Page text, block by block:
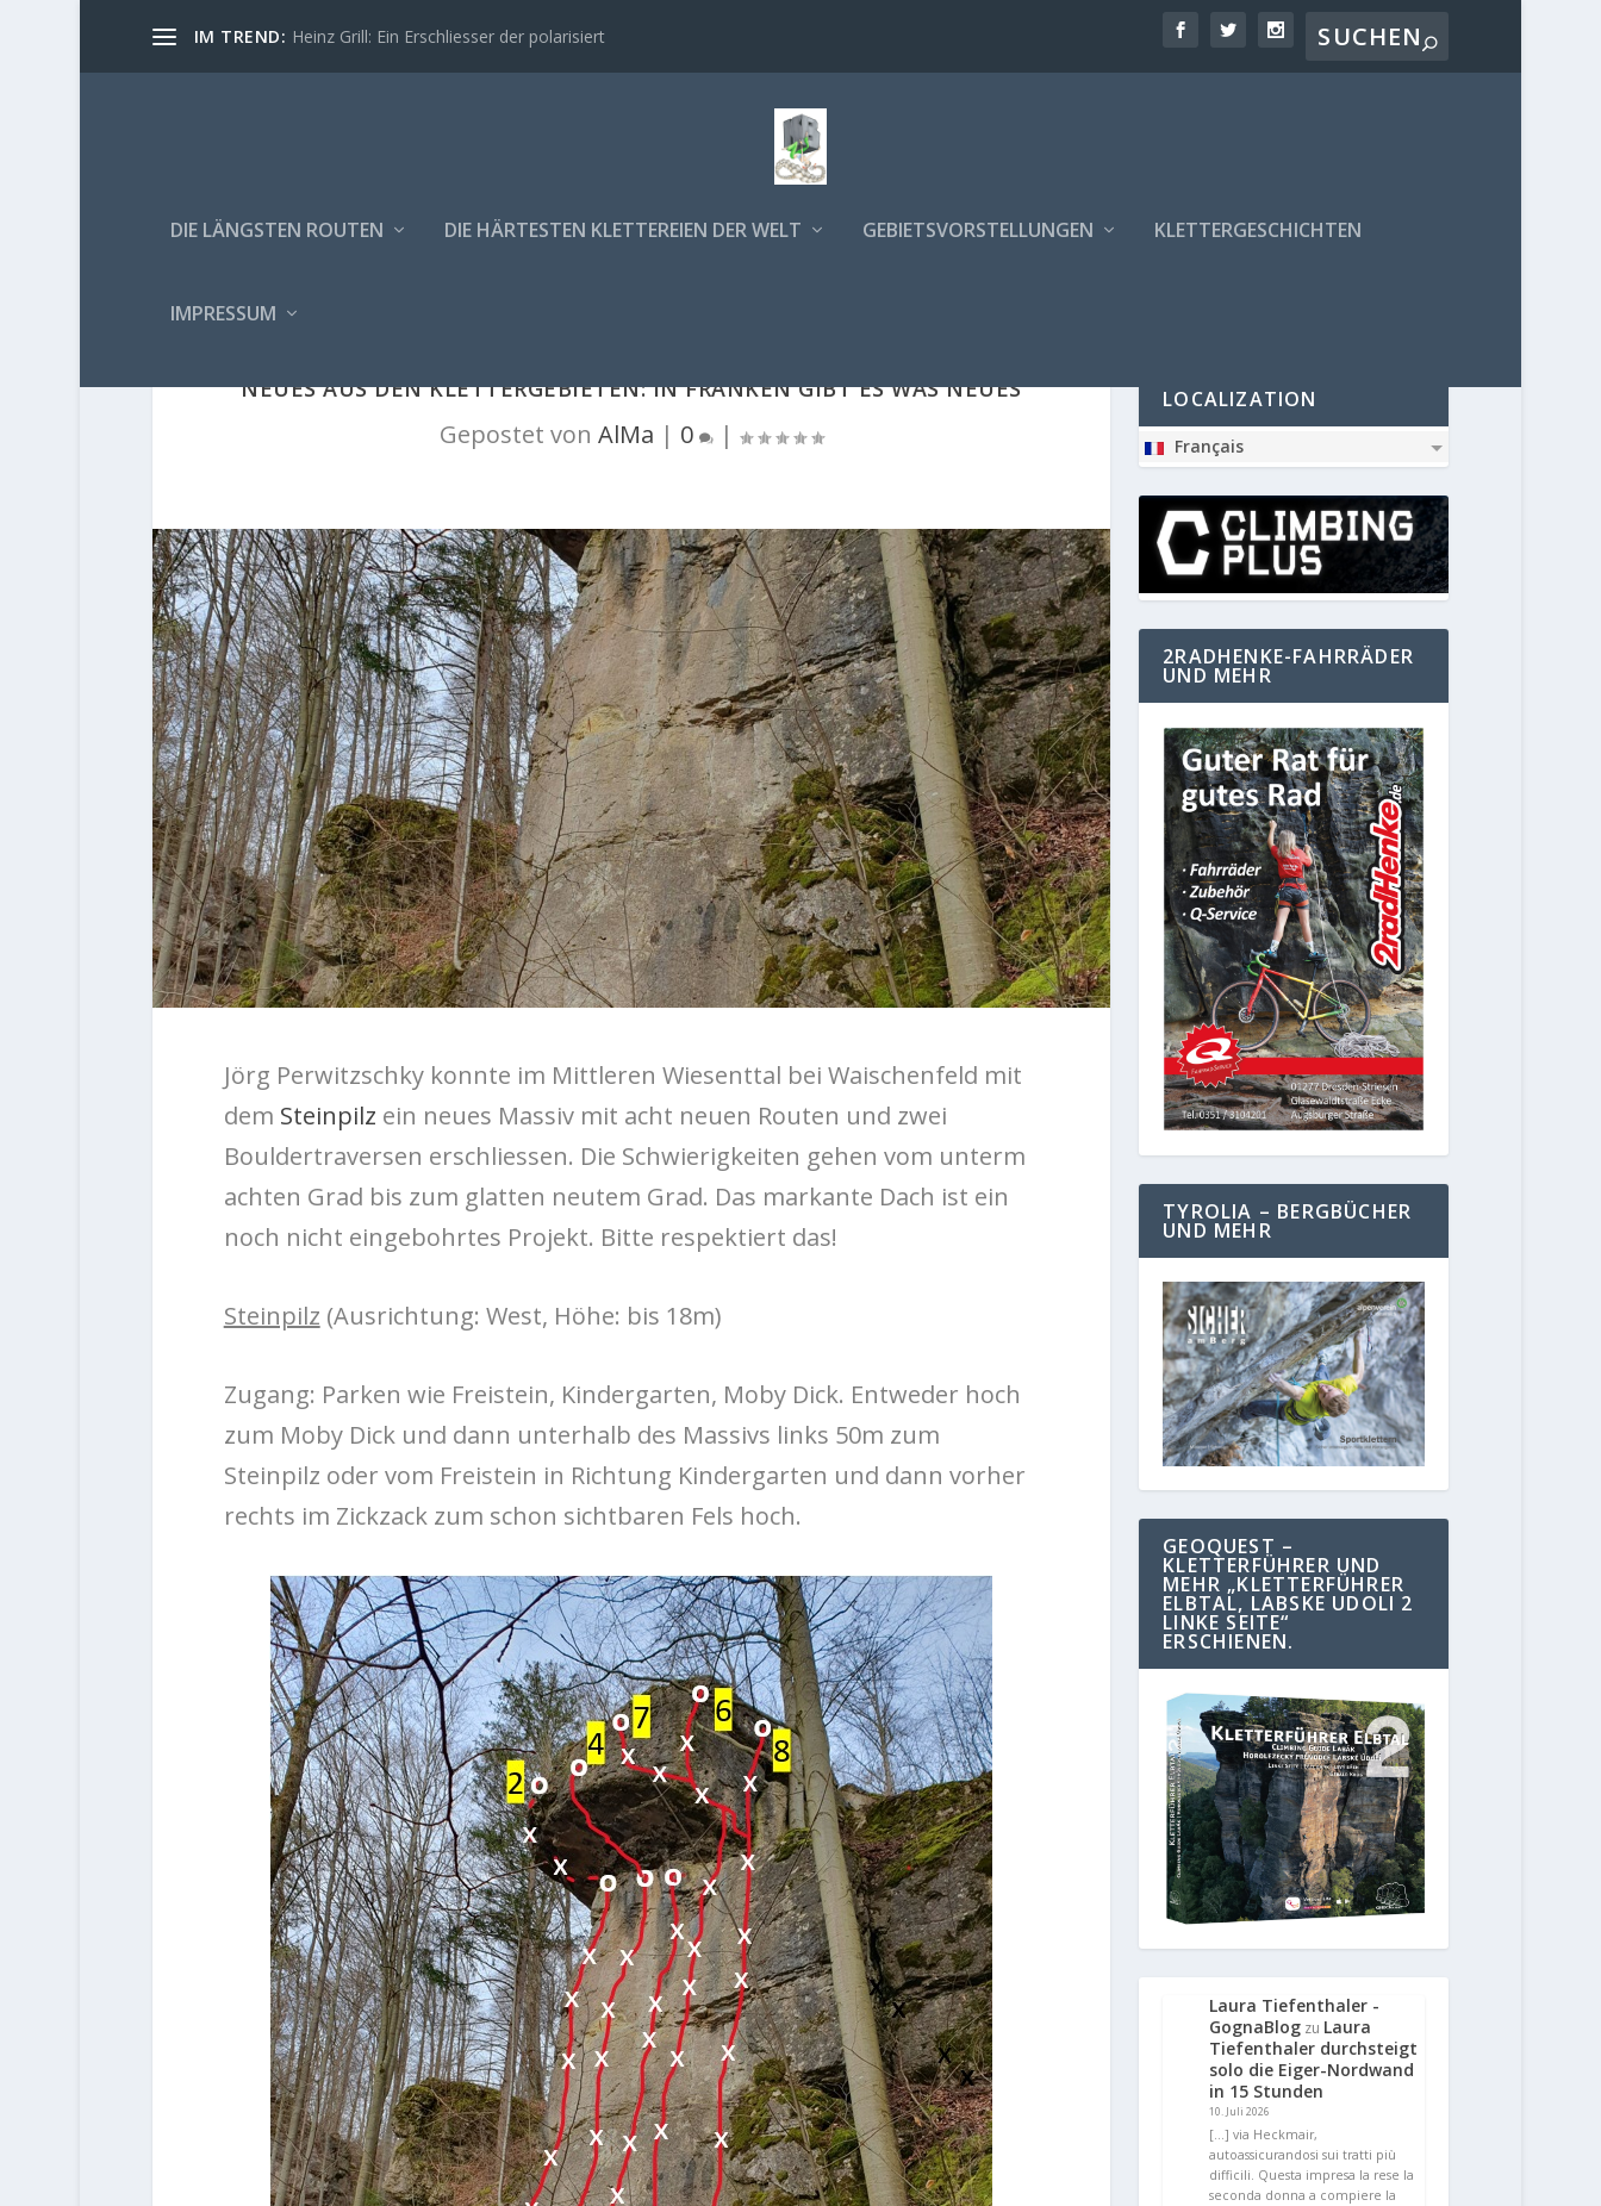
IM TREND: Heinz Grill: Ein Erschliesser der polarisiert
DIE LÄNGSTEN ROUTEN DIE HÄRTESTEN KLETTEREIEN DER WELT GEBIETSVORSTELLUNGEN KLETTERGESCHICHTEN
IMPRESSUM
NEUES AUS DEN KLETTERGEBIETEN: IN FRANKEN GIBT ES WAS NEUES
Gepostet von AlMa | 0 |
Jörg Perwitzschky konnte im Mittleren Wiesenttal bei Waischenfeld mit
dem Steinpilz ein neues Massiv mit acht neuen Routen und zwei
Bouldertraversen erschliessen. Die Schwierigkeiten gehen vom unterm
achten Grad bis zum glatten neutem Grad. Das markante Dach ist ein
noch nicht eingebohrtes Projekt. Bitte respektiert das!
Steinpilz (Ausrichtung: West, Höhe: bis 18m)
Zugang: Parken wie Freistein, Kindergarten, Moby Dick. Entweder hoch
zum Moby Dick und dann unterhalb des Massivs links 50m zum
Steinpilz oder vom Freistein in Richtung Kindergarten und dann vorher
rechts im Zickzack zum schon sichtbaren Fels hoch.
LOCALIZATION
Français
2RADHENKE-FAHRRÄDER
UND MEHR
TYROLIA – BERGBÜCHER
UND MEHR
GEOQUEST –
KLETTERFÜHRER UND
MEHR „KLETTERFÜHRER
ELBTAL, LABSKE UDOLI 2
LINKE SEITE“
ERSCHIENEN.
Laura Tiefenthaler -
GognaBlog zu Laura
Tiefenthaler durchsteigt
solo die Eiger-Nordwand
in 15 Stunden
10. Juli 2026
[…] via Heckmair,
autoassicurandosi sui tratti più
difficili. Questa impresa la rese la
seconda donna a compiere la